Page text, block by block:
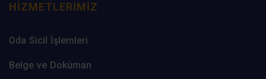
HIZMETLERIMIZ
Oda Sicil İşlemleri
Belge ve Doküman